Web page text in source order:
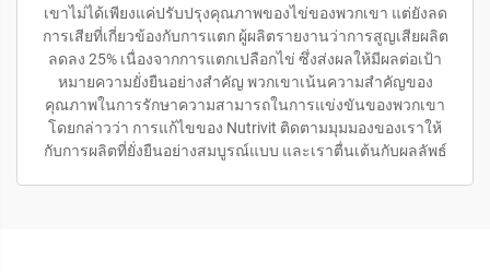
เขาไม่ได้เพียงแค่ปรับปรุงคุณภาพของไข่ของพวกเขา แต่ยังลด
การเสียที่เกี่ยวข้องกับการแตก ผู้ผลิตรายงานว่าการสูญเสียผลิต
ลดลง 25% เนื่องจากการแตกเปลือกไข่ ซึ่งส่งผลให้มีผลต่อเป้า
หมายความยั่งยืนอย่างสําคัญ พวกเขาเน้นความสําคัญของ
คุณภาพในการรักษาความสามารถในการแข่งขันของพวกเขา
โดยกล่าวว่า การแก้ไขของ Nutrivit ติดตามมุมมองของเราให้
กับการผลิตที่ยั่งยืนอย่างสมบูรณ์แบบ และเราตื่นเต้นกับผลลัพธ์